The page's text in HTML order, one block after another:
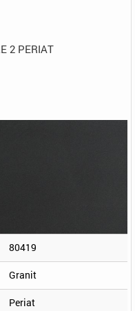
2 PERIAT
80419
Granit
Periat